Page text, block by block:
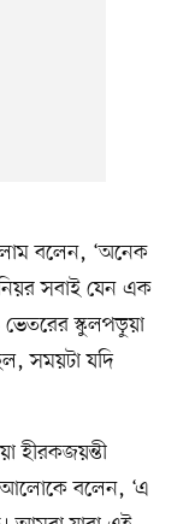
বলেন, ‘অনেক
সবাই যেন এক
স্কুলপড়ুয়া
সময়টা যদি
হীরকজয়ন্তী
আলোকে বলেন, ‘এ